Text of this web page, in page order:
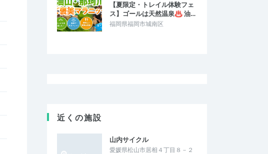
【夏限定・トレイル体験フェ
ス】ゴールは天然温泉♨ 油…
福岡県福岡市城南区
近くの施設
山内サイクル
愛媛県松山市居相４丁目８－２